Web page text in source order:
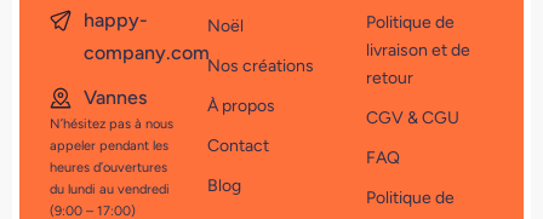
happy-
company.com
Vannes
N’hésitez pas à nous
appeler pendant les
heures d’ouvertures
du lundi au vendredi
(9:00 – 17:00)
Noël
Nos créations
À propos
Contact
Blog
Politique de
livraison et de
retour
CGV & CGU
FAQ
Politique de